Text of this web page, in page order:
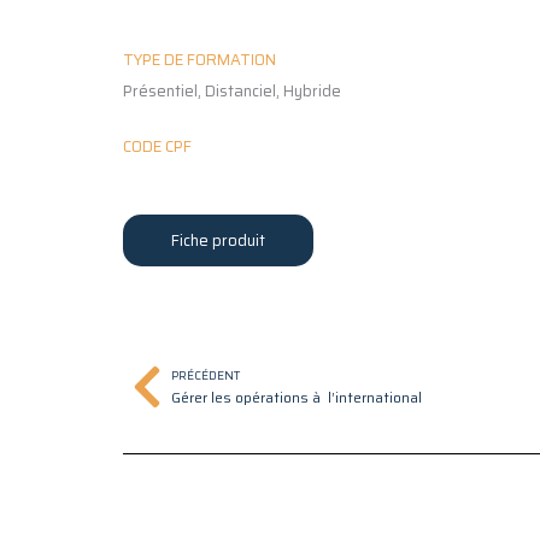
TYPE DE FORMATION
Présentiel, Distanciel, Hybride
CODE CPF
Fiche produit
Précédent
PRÉCÉDENT
Gérer les opérations à l’international